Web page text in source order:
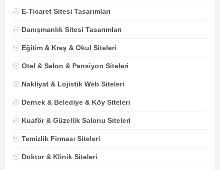
E-Ticaret Sitesi Tasarımları
Danışmanlık Sitesi Tasarımları
Eğitim & Kreş & Okul Siteleri
Otel & Salon & Pansiyon Siteleri
Nakliyat & Lojistik Web Siteleri
Dernek & Belediye & Köy Siteleri
Kuaför & Güzellik Salonu Siteleri
Temizlik Firması Siteleri
Doktor & Klinik Siteleri